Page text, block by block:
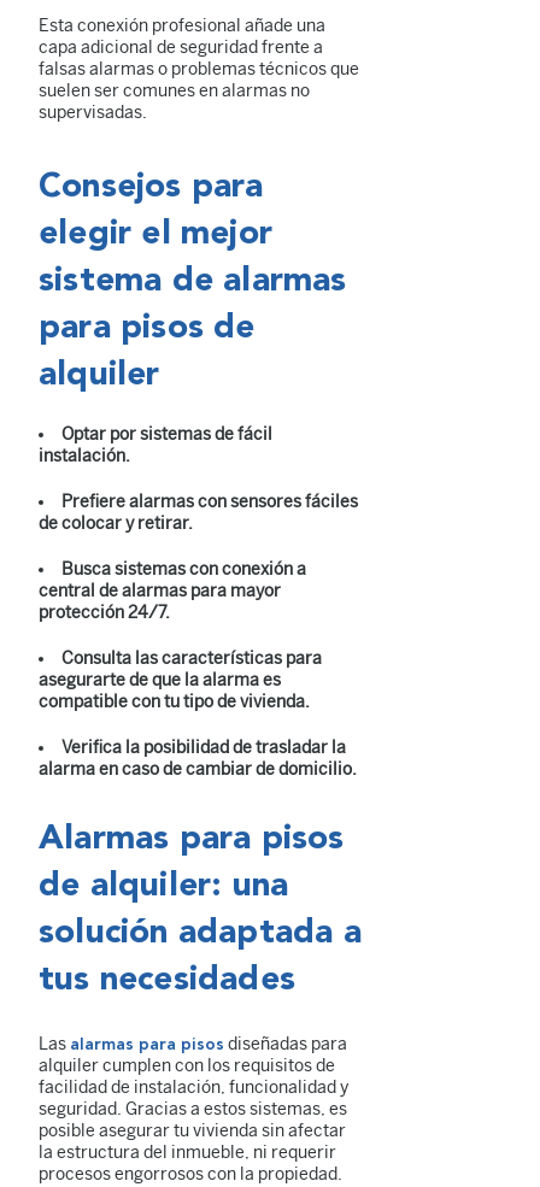
Esta conexión profesional añade una
capa adicional de seguridad frente a
falsas alarmas o problemas técnicos que
suelen ser comunes en alarmas no
supervisadas.
Consejos para
elegir el mejor
sistema de alarmas
para pisos de
alquiler
Optar por sistemas de fácil
instalación.
Prefiere alarmas con sensores fáciles
de colocar y retirar.
Busca sistemas con conexión a
central de alarmas para mayor
protección 24/7.
Consulta las características para
asegurarte de que la alarma es
compatible con tu tipo de vivienda.
Verifica la posibilidad de trasladar la
alarma en caso de cambiar de domicilio.
Alarmas para pisos
de alquiler: una
solución adaptada a
tus necesidades
Las alarmas para pisos diseñadas para
alquiler cumplen con los requisitos de
facilidad de instalación, funcionalidad y
seguridad. Gracias a estos sistemas, es
posible asegurar tu vivienda sin afectar
la estructura del inmueble, ni requerir
procesos engorrosos con la propiedad.